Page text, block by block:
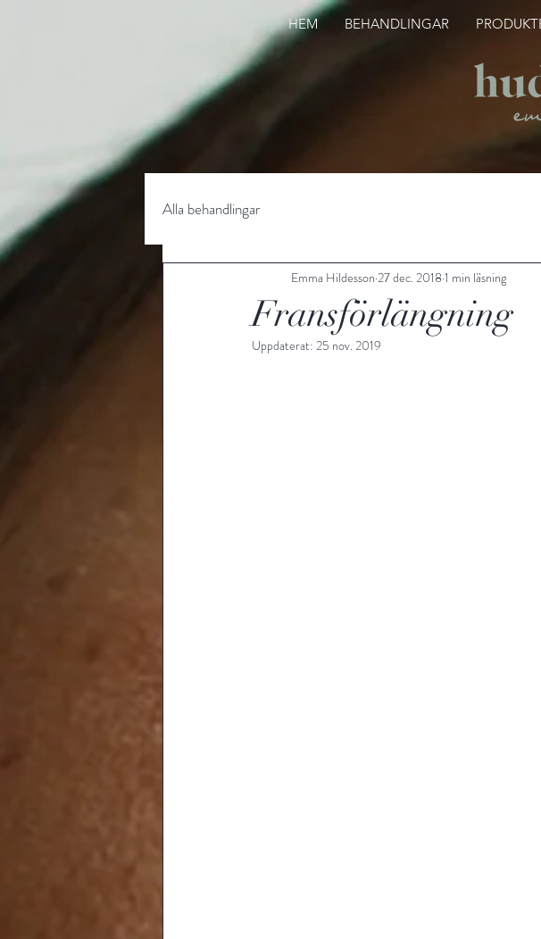
HEM BEHANDLINGAR
Alla behandlingar
Fransförlängning
Emma Hildesson 27 dec. 2018 1 min läsning
Uppdaterat: 25 nov. 2019